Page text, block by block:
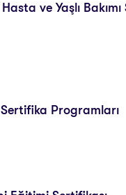
ve Yaşlı Bakımı
Programları